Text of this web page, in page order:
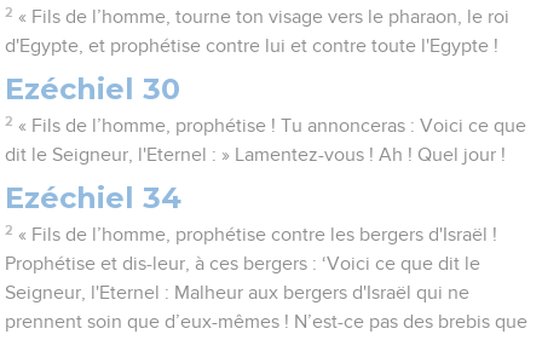
2 « Fils de l’homme, tourne ton visage vers le pharaon, le roi
d'Egypte, et prophétise contre lui et contre toute l'Egypte !
Ezéchiel 30
2 « Fils de l’homme, prophétise ! Tu annonceras : Voici ce que
dit le Seigneur, l'Eternel : » Lamentez-vous ! Ah ! Quel jour !
Ezéchiel 34
2 « Fils de l’homme, prophétise contre les bergers d'Israël !
Prophétise et dis-leur, à ces bergers : ‘Voici ce que dit le
Seigneur, l'Eternel : Malheur aux bergers d'Israël qui ne
prennent soin que d’eux-mêmes ! N’est-ce pas des brebis que